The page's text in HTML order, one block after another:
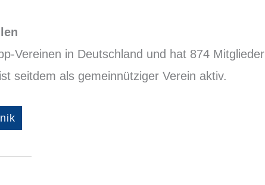
Vereinen in Deutschland und hat 874 Mitglieder
seitdem als gemeinnütziger Verein aktiv.